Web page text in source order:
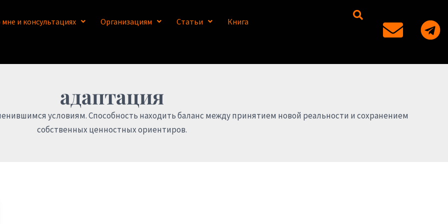
и консультациях Организациям Статьи Книга
адаптация
условиям. Способность находить баланс между принятием новой реальности и сохранением
собственных ценностных ориентиров.